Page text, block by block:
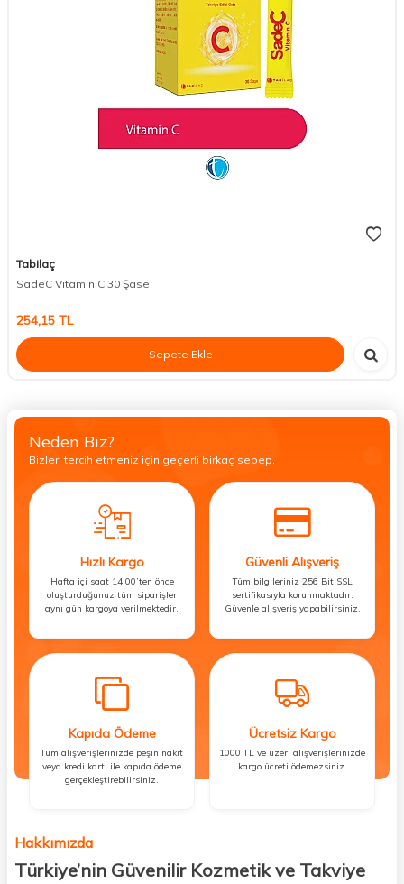
Tabilaç
SadeC Vitamin C 30 Şase
254,15 TL
Sepete Ekle
Neden Biz?
Bizleri tercih etmeniz için geçerli birkaç sebep.
Hızlı Kargo
Hafta içi saat 14:00’ten önce
oluşturduğunuz tüm siparişler
aynı gün kargoya verilmektedir.
Güvenli Alışveriş
Tüm bilgileriniz 256 Bit SSL
sertifikasıyla korunmaktadır.
Güvenle alışveriş yapabilirsiniz.
Kapıda Ödeme
Tüm alışverişlerinizde peşin nakit
veya kredi kartı ile kapıda ödeme
gerçekleştirebilirsiniz.
Ücretsiz Kargo
1000 TL ve üzeri alışverişlerinizde
kargo ücreti ödemezsiniz.
Hakkımızda
Türkiye’nin Güvenilir Kozmetik ve Takviye